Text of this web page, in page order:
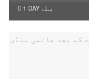
1 DAY پہلے